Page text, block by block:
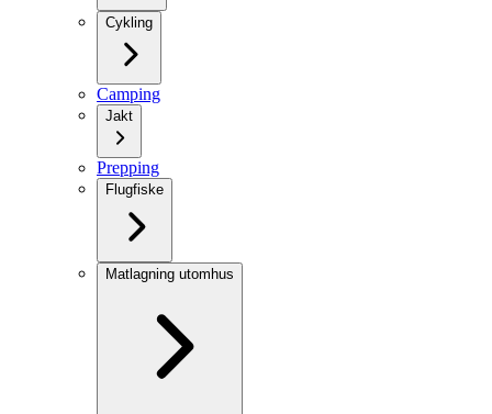
Cykling
Camping
Jakt
Prepping
Flugfiske
Matlagning utomhus